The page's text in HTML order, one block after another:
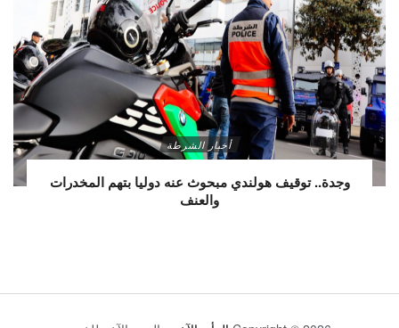
أخبار الشرطة
وجدة.. توقيف هولندي مبحوث عنه دوليا بتهم المخدرات
والعنف